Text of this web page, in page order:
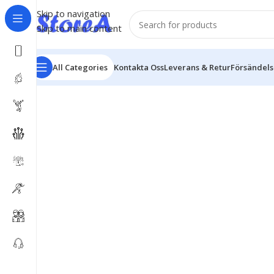
Skip to navigation
Skip to main content
All Categories Kontakta OssLeverans & Retur